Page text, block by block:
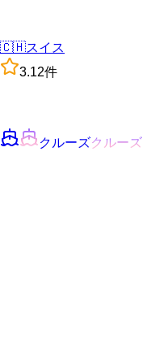
🇨🇭スイス
3.12件
クルーズクルーズ